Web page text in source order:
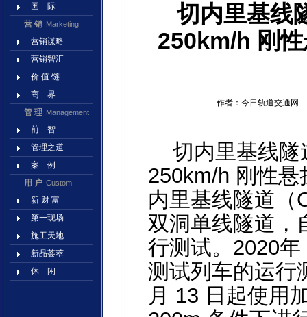
国 际
营 销 Marketing
营销谋略
营销智汇
价 值 链
商 界
管 理 Management
前 智
管理之道
案 例
用 户 Custom
新 财 富
第一现场
施工天地
新品荟萃
休 闲
切内里基线
250km/h 刚
作者：今日轨道交通网
切内里基线隧
250km/h 刚性
内里基线隧道（
双洞单线隧道，
行测试。2020
测 试列车的运行
月 13 日起使用